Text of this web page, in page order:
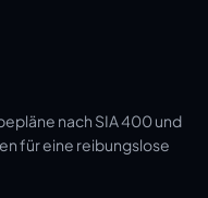
nach SIA 400 und
für eine reibungslose